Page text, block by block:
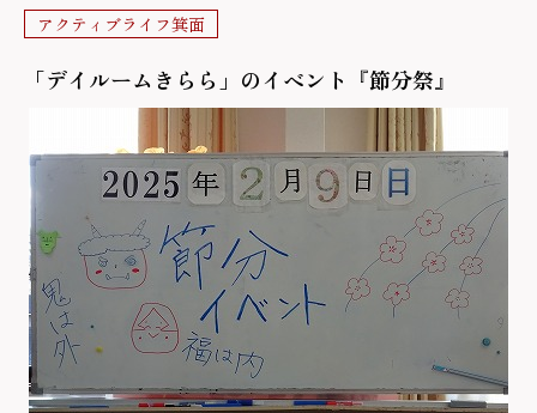
アクティブライフ箕面
「デイルームきらら」のイベント『節分祭』